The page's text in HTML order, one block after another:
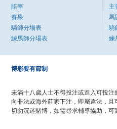
賠率
賽果
騎師分場表
練馬師分場表
主
馬
騎
練
博彩要有節制
未滿十八歲人士不得投注或進入可投注
向非法或海外莊家下注，即屬違法，且
切勿沉迷賭博，如需尋求輔導協助，可